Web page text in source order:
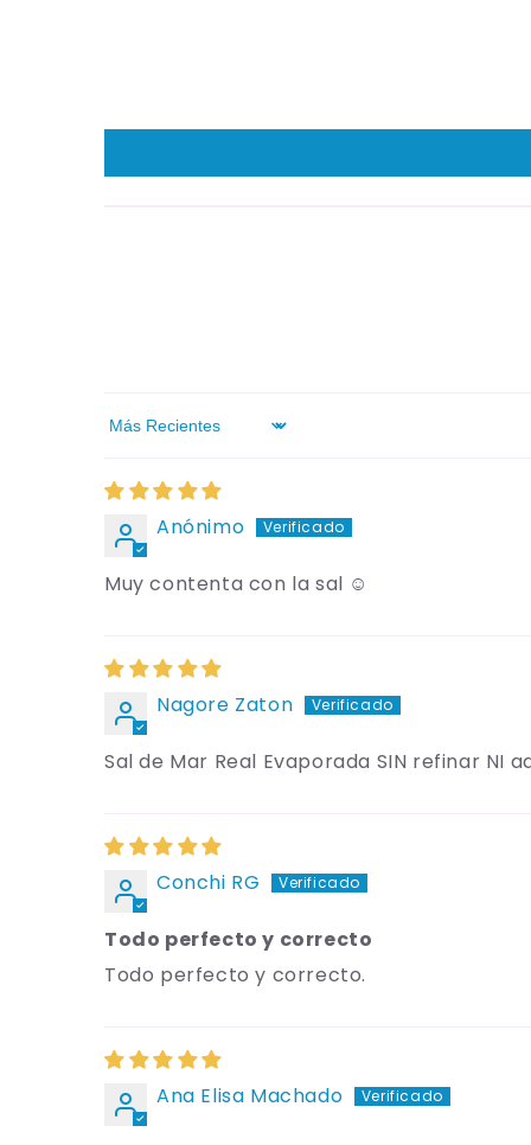
Sort by
Anónimo
Muy contenta con la sal ☺️
Nagore Zaton
Sal de Mar Real Evaporada SIN refinar NI
Conchi RG
Todo perfecto y correcto
Todo perfecto y correcto.
Ana Elisa Machado